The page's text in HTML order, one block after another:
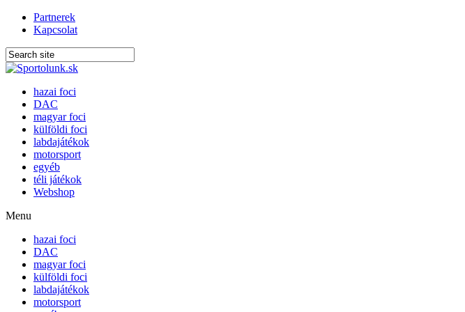
Partnerek
Kapcsolat
hazai foci
DAC
magyar foci
külföldi foci
labdajátékok
motorsport
egyéb
téli játékok
Webshop
Menu
hazai foci
DAC
magyar foci
külföldi foci
labdajátékok
motorsport